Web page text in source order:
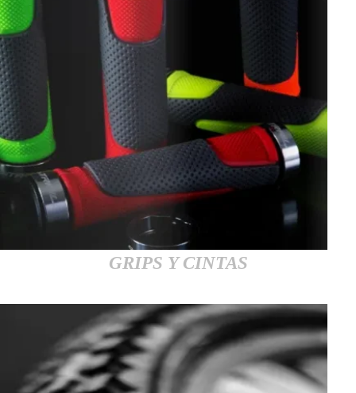
GRIPS Y CINTAS